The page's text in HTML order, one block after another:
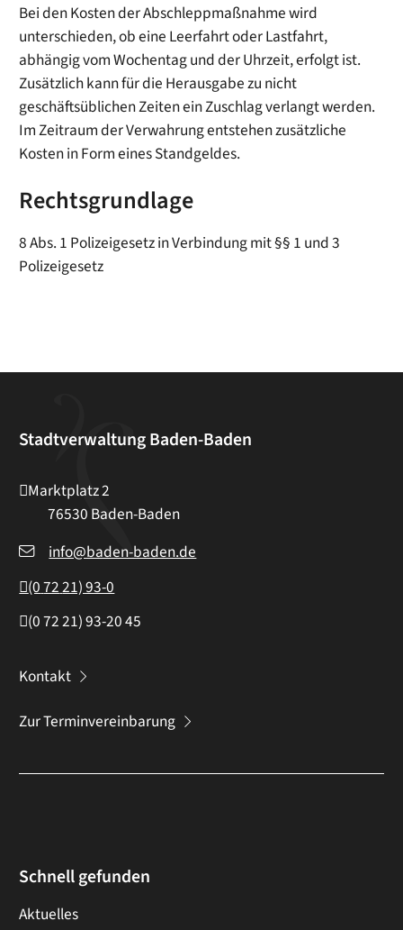
Bei den Kosten der Abschleppmaßnahme wird
unterschieden, ob eine Leerfahrt oder Lastfahrt,
abhängig vom Wochentag und der Uhrzeit, erfolgt ist.
Zusätzlich kann für die Herausgabe zu nicht
geschäftsüblichen Zeiten ein Zuschlag verlangt werden.
Im Zeitraum der Verwahrung entstehen zusätzliche
Kosten in Form eines Standgeldes.
Rechtsgrundlage
8 Abs. 1 Polizeigesetz in Verbindung mit §§ 1 und 3
Polizeigesetz
Stadtverwaltung Baden-Baden
Marktplatz 2
76530 Baden-Baden
info@baden-baden.de
(07221) 93-0
(07221) 93-2045
Kontakt
Zur Terminvereinbarung
Schnell gefunden
Aktuelles